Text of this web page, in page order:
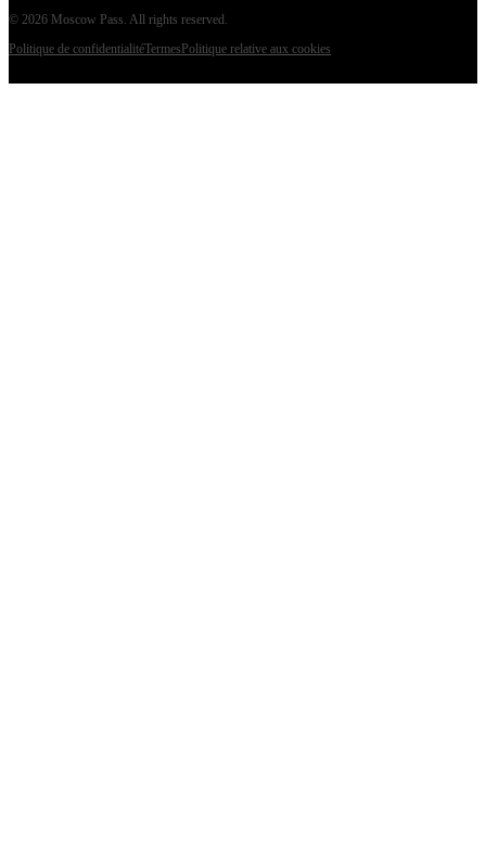
© 2026 Moscow Pass . All rights reserved.
Politique de confidentialitéTermesPolitique relative aux cookies